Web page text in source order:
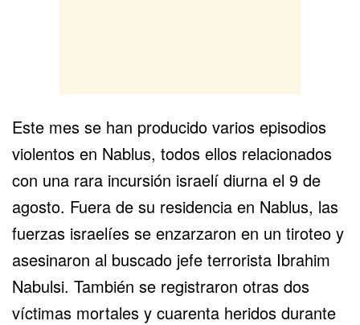
Este mes se han producido varios episodios
violentos en Nablus, todos ellos relacionados
con una rara incursión israelí diurna el 9 de
agosto. Fuera de su residencia en Nablus, las
fuerzas israelíes se enzarzaron en un tiroteo y
asesinaron al buscado jefe terrorista Ibrahim
Nabulsi. También se registraron otras dos
víctimas mortales y cuarenta heridos durante